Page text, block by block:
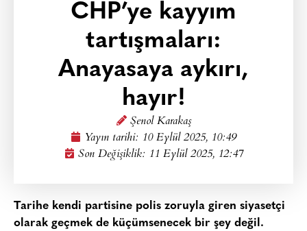
CHP’ye kayyım
tartışmaları:
Anayasaya aykırı,
hayır!
Şenol Karakaş
Yayın tarihi: 10 Eylül 2025, 10:49
Son Değişiklik: 11 Eylül 2025, 12:47
Tarihe kendi partisine polis zoruyla giren siyasetçi
olarak geçmek de küçümsenecek bir şey değil.